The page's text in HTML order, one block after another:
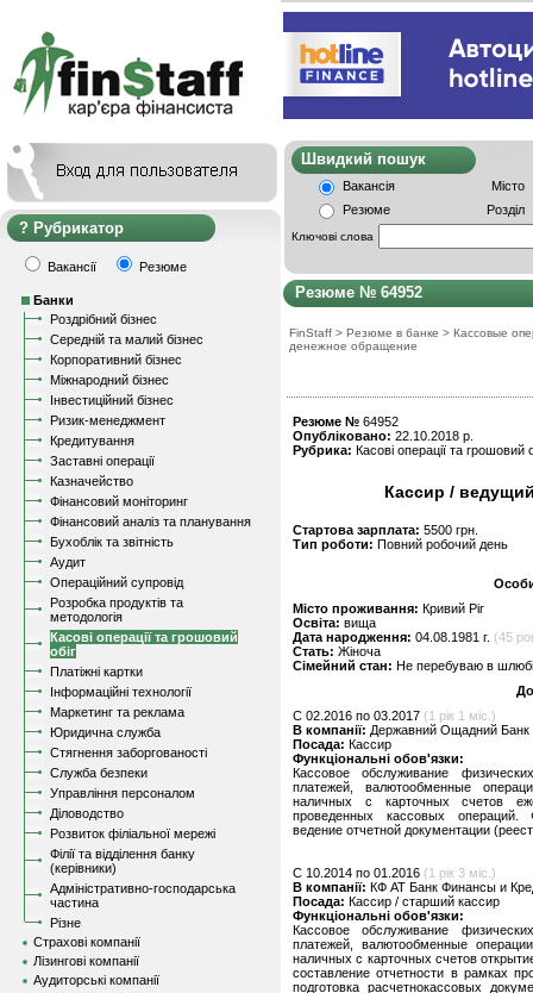
Рубрикатор
Вакансії Резюме
Банки
Роздрібний бізнес
Середній та малий бізнес
Корпоративний бізнес
Міжнародний бізнес
Інвестиційний бізнес
Ризик-менеджмент
Кредитування
Заставні операції
Казначейство
Фінансовий моніторинг
Фінансовий аналіз та планування
Бухоблік та звітність
Аудит
Операційний супровід
Розробка продуктів та
методологія
Касові операції та грошовий
обіг
Платіжні картки
Інформаційні технології
Маркетинг та реклама
Юридична служба
Стягнення заборгованості
Служба безпеки
Управління персоналом
Діловодство
Розвиток філіальної мережі
Філії та відділення банку
(керівники)
Адміністративно-господарська
частина
Різне
Страхові компанії
Лізингові компанії
Аудиторські компанії
Швидкий
Вакансія
Місто
Резюме
Розділ
Ключові слова
Резюме № 64952
FinStaff > Резюме в банке > Кассовые
денежное обращение
Резюме № 64952
Опубліковано: 22.10.2018 р.
Рубрика: Касові операції та грошовий
Кассир /
Стартова зарплата: 5500 грн.
Тип роботи: Повний робочий день
Місто проживання: Кривий Ріг
Освіта: вища
Дата народження: 04.08.1981 г. (45
Стать: Жіноча
Сімейний стан: Не перебуваю в
C 02.2016 по 03.2017 (1 рік 1 міс.)
В компанії: Державний Ощадний Банк
Посада: Кассир
Функціональні обов'язки:
Кассовое обслуживание
платежей, валютообменные
наличных с карточных счетов
проведенных кассовых операций.
ведение отчетной документации
C 10.2014 по 01.2016 (1 рік 3 міс.)
В компанії: КФ АТ Банк Финансы и
Посада: Кассир / старший кассир
Функціональні обов'язки:
Кассовое обслуживание
платежей, валютообменные
наличных с карточных счетов
составление отчетности в рамках
подготовка расчетнокассовых